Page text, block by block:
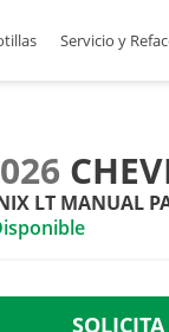
Servicio y
LT MANUAL